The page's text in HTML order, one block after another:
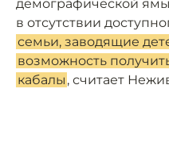
демографической
в отсутствии
семьи, заводящие
возможность
кабалы , считает